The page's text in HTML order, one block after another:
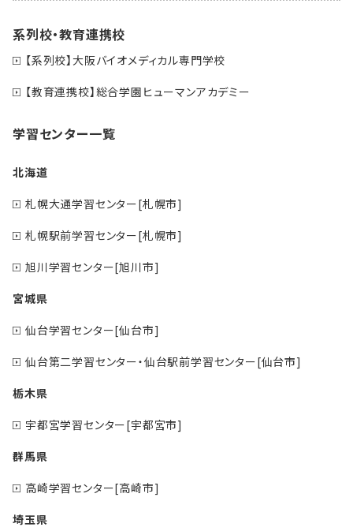
系列校・教育連携校
【系列校】大阪バイオメディカル専門学校
【教育連携校】総合学園ヒューマンアカデミー
学習センター一覧
北海道
札幌大通学習センター[札幌市]
札幌駅前学習センター[札幌市]
旭川学習センター[旭川市]
宮城県
仙台学習センター[仙台市]
仙台第二学習センター・仙台駅前学習センター[仙台市]
栃木県
宇都宮学習センター[宇都宮市]
群馬県
高崎学習センター[高崎市]
埼玉県